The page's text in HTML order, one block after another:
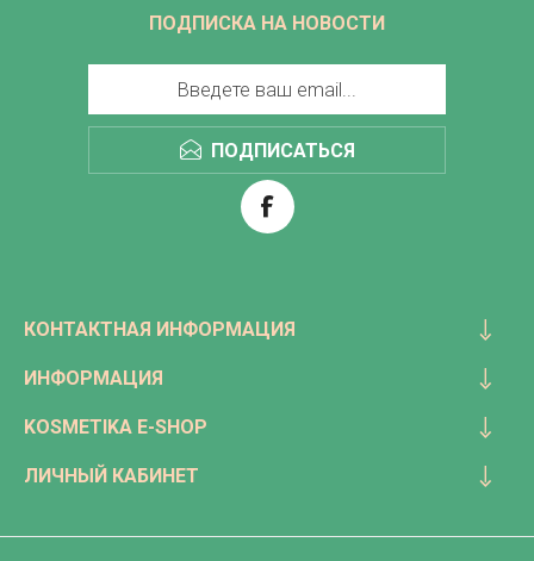
ПОДПИСКА НА НОВОСТИ
ПОДПИСАТЬСЯ
КОНТАКТНАЯ ИНФОРМАЦИЯ
ИНФОРМАЦИЯ
KOSMETIKA E-SHOP
ЛИЧНЫЙ КАБИНЕТ